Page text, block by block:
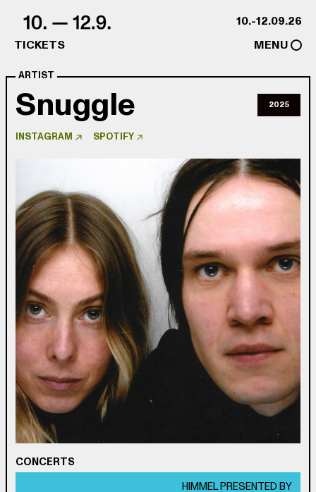
10.-12.09.26
TICKETS
MENU
ARTIST
Snuggle 2025
INSTAGRAM SPOTIFY
CONCERTS
HIMMEL PRESENTED BY